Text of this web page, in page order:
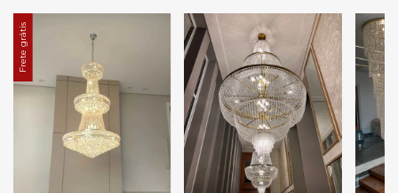
Frete grátis